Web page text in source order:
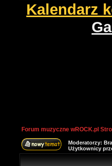
Kalendarz
Forum muzyczne wROCK.pl
Moderatorzy:
Użytkownicy